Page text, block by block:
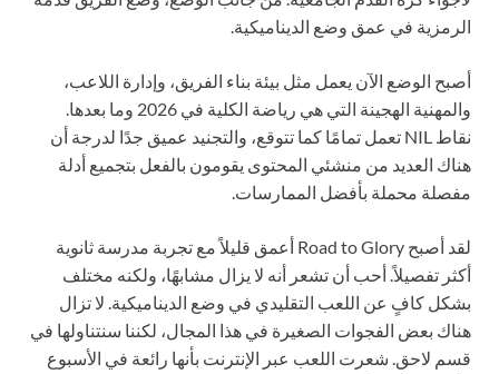
الرمزية في عمق وضع الديناميكية.
أصبح الوضع الآن يعمل مثل بيئة بناء الفريق، وإدارة اللاعب،
والمهنية الهجينة التي هي رياضة الكلية في 2026 وما بعدها.
نقاط NIL تعمل تمامًا كما تتوقع، والتجنيد عميق جدًا لدرجة أن
هناك العديد من منشئي المحتوى يقومون بالفعل بتجميع أدلة
مفصلة محملة بأفضل الممارسات.
لقد أصبح Road to Glory أعمق قليلاً مع تجربة مدرسة ثانوية
أكثر تفصيلاً. أحب أن تشعر أنه لا يزال مشابهًا، ولكنه مختلف
بشكل كافٍ عن اللعب التقليدي في وضع الديناميكية. لا تزال
هناك بعض الفجوات الصغيرة في هذا المجال، لكننا سنتناولها في
قسم لاحق. شعرت اللعب عبر الإنترنت بأنها رائعة في الأسبوع